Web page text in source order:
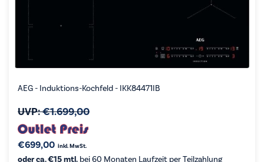
AEG - Induktions-Kochfeld - IKK84471IB
UVP:€1.699,00
€699,00 inkl. MwSt.
oder ca. €15 mtl. bei 60 Monaten Laufzeit per Teilzahlung